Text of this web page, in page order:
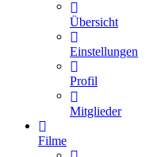
Übersicht
Einstellungen
Profil
Mitglieder
Filme